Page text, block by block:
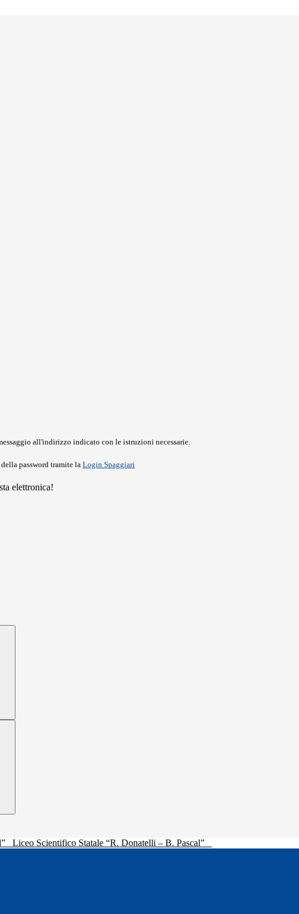
all'indirizzo indicato con le istruzioni necessarie.
password tramite la Login Spaggiari
elettronica!
Liceo Scientifico Statale “R. Donatelli – B. Pascal”